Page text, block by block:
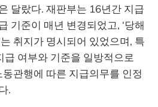
달랐다. 재판부는 16년간 지급
기준이 매년 변경되었고, ‘당해
취지가 명시되어 있었으며, 특
여부와 기준을 일방적으로
관행에 따른 지급의무를 인정
.